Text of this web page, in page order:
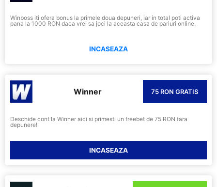
Winboss iti ofera bonus la primele doua depuneri, iar in total poti activa
pana la 1000 RON daca vrei sa joci la aceasta casa de pariuri online.
INCASEAZA
Winner 75 RON GRATIS
Deschide cont la Winner aici si primesti un freebet de 75 RON fara
depunere!
INCASEAZA